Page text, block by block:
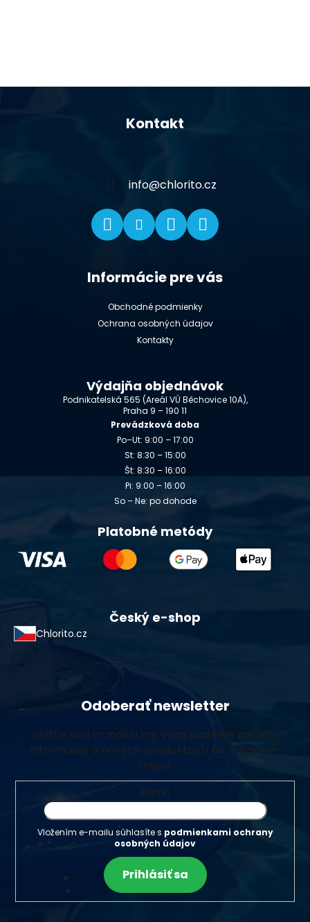
Z
Kontakt
info@chlorito.cz
Informácie pre vás
Obchodné podmienky
Ochrana osobných údajov
Kontakty
Výdajňa objednávok
Podnikatelská 565 (Areál VÚ Běchovice 10A),
Praha 9 – 190 11
Prevádzková doba
Po–Ut: 9:00 – 17:00
St: 8:30 – 15:00
Št: 8:30 – 16:00
Pi: 9:00 – 16:00
So – Ne: po dohode
Platobné metódy
Český e-shop
Chlorito.cz
Odoberať newsletter
Vložte svoj e-mail a my Vám budeme zasielať
informácie o nových produktoch na našom e-
shope.
Email
Vložením e-mailu súhlasíte s podmienkami ochrany
osobných údajov
Prihlásiť sa